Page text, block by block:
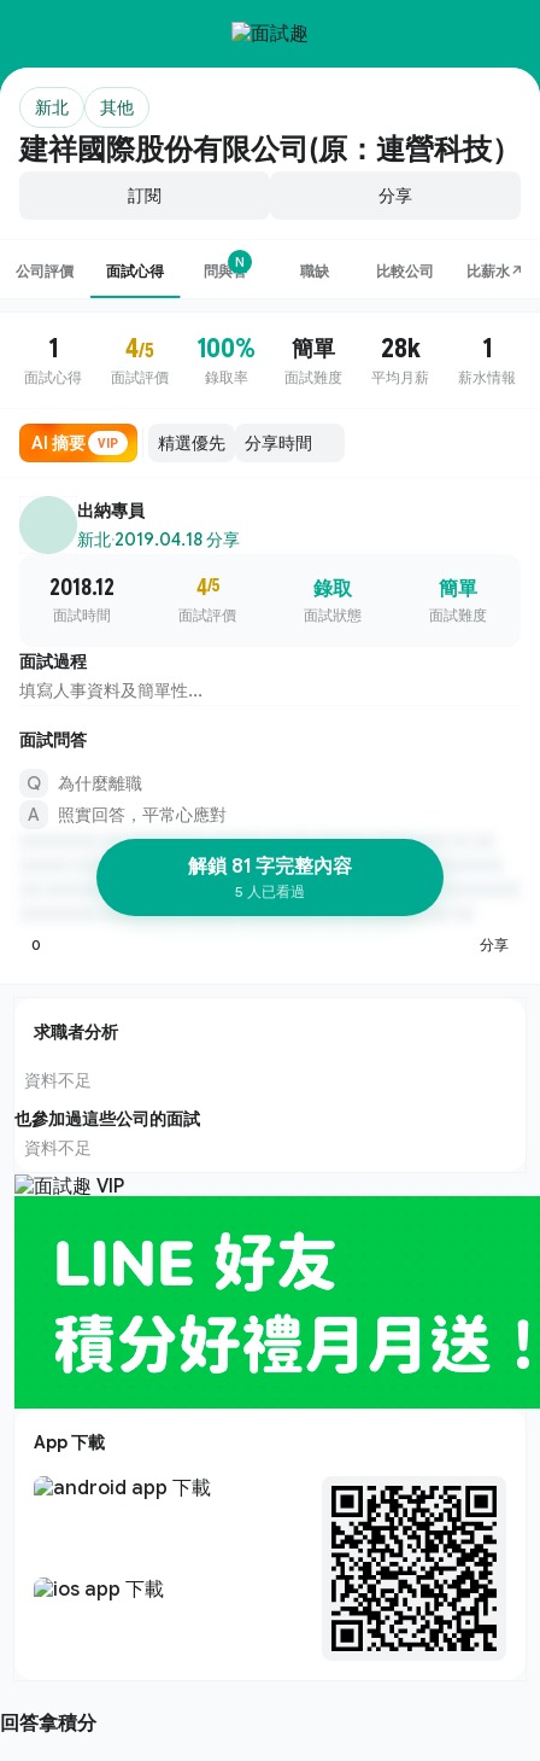
建祥國際股份有限公司(原：連營科技）
新北 其他
訂閱 分享
公司評價 面試心得 問與答
N
職缺 比較公司 比薪水↗
1
面試心得
4/5
面試評價
100%
錄取率
簡單
面試難度
28k
平均月薪
1
薪水情報
AI 摘要 VIP
出納專員
新北·2019.04.18 分享
2018.12
面試時間
4/5
面試評價
錄取
面試狀態
簡單
面試難度
面試過程
填寫人事資料及簡單性...
面試問答
為什麼離職
照實回答，平常心應對
解鎖 81 字完整內容
5 人已看過
0 分享
求職者分析
資料不足
也參加過這些公司的面試
資料不足
App 下載
回答拿積分